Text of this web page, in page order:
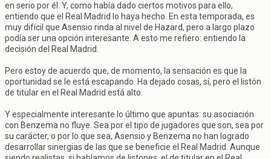
en serio por él. Y, como había dado ciertos motivos para ello,
entiendo que el Real Madrid lo haya hecho. En esta temporada, es
muy difícil que Asensio rinda al nivel de Hazard, pero a largo plazo
podía ser una opción interesante. A esto me refiero: entiendo la
decisión del Real Madrid.
Pero estoy de acuerdo que, de momento, la sensación es que la
oportunidad se le está escapando. Ha dejado cosas, sí, pero el listón
de titular en el Real Madrid está alto.
Y especialmente interesante lo último que apuntas: su asociación
con Benzema no fluye. Sea por el tipo de jugadores que son, sea por
su carácter, o por lo que sea, Asensio y Benzema no han logrado
desarrollar sinergias de las que se beneficie el Real Madrid. Aunque